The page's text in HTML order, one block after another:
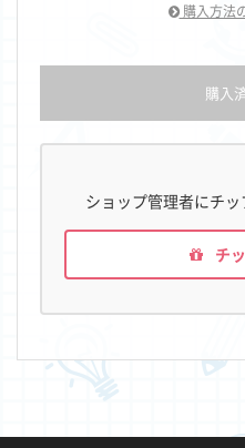
購入方法
購入
ショップ管理者にチ
チ